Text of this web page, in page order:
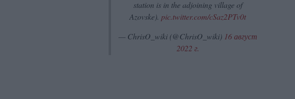
station is in the adjoining village of
Azovske). pic.twitter.com/cSaz2PTv0t
— ChrisO_wiki (@ChrisO_wiki) 16 август
2022 г.